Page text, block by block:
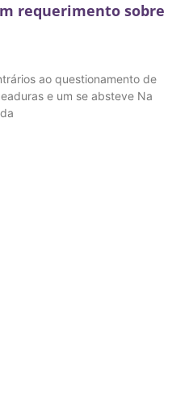
requerimento sobre
ao questionamento de
e um se absteve Na